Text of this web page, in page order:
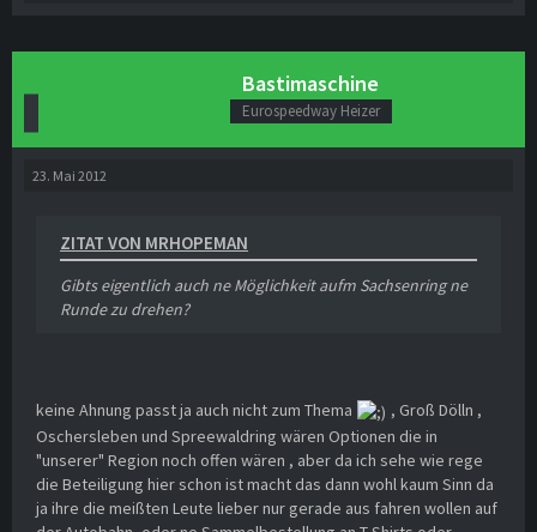
Bastimaschine
Eurospeedway Heizer
23. Mai 2012
ZITAT VON MRHOPEMAN
Gibts eigentlich auch ne Möglichkeit aufm Sachsenring ne
Runde zu drehen?
keine Ahnung passt ja auch nicht zum Thema
, Groß Dölln ,
Oschersleben und Spreewaldring wären Optionen die in
"unserer" Region noch offen wären , aber da ich sehe wie rege
die Beteiligung hier schon ist macht das dann wohl kaum Sinn da
ja ihre die meißten Leute lieber nur gerade aus fahren wollen auf